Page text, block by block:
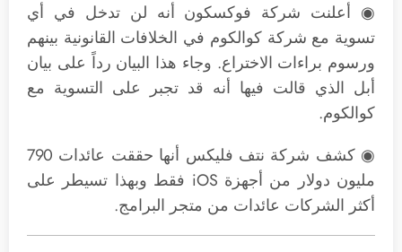
◉ أعلنت شركة فوكسكون أنه لن تدخل في أي
تسوية مع شركة كوالكوم في الخلافات القانونية بينهم
ورسوم براءات الاختراع. وجاء هذا البيان رداً على بيان
أبل الذي قالت فيها أنه قد تجبر على التسوية مع
كوالكوم.
◉ كشف شركة نتف فليكس أنها حققت عائدات 790
مليون دولار من أجهزة iOS فقط وبهذا تسيطر على
أكثر الشركات عائدات من متجر البرامج.